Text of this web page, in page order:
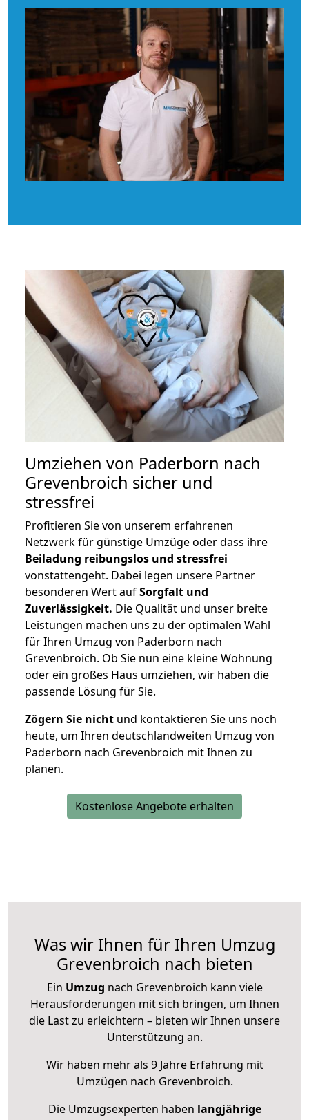
Umziehen von Paderborn nach
Grevenbroich sicher und
stressfrei
Profitieren Sie von unserem erfahrenen
Netzwerk für günstige Umzüge oder dass ihre
Beiladung reibungslos und stressfrei
vonstattengeht. Dabei legen unsere Partner
besonderen Wert aufSorgfalt und
Zuverlässigkeit. Die Qualität und unser breite
Leistungen machen uns zu der optimalen Wahl
für Ihren Umzug von Paderborn nach
Grevenbroich. Ob Sie nun eine kleine Wohnung
oder ein großes Haus umziehen, wir haben die
passende Lösung für Sie.
Zögern Sie nicht und kontaktieren Sie uns noch
heute, um Ihren deutschlandweiten Umzug von
Paderborn nach Grevenbroich mit Ihnen zu
planen.
Kostenlose Angebote erhalten
Was wir Ihnen für Ihren Umzug
Grevenbroich nach bieten
Ein Umzug nach Grevenbroich kann viele
Herausforderungen mit sich bringen, um Ihnen
die Last zu erleichtern – bieten wir Ihnen unsere
Unterstützung an.
Wir haben mehr als 9 Jahre Erfahrung mit
Umzügen nach Grevenbroich.
Die Umzugsexperten haben langjährige